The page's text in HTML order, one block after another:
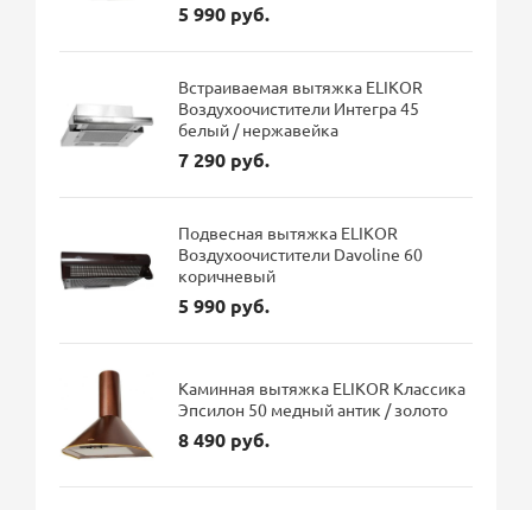
5 990 руб.
Встраиваемая вытяжка ELIKOR
Воздухоочистители Интегра 45
белый / нержавейка
7 290 руб.
Подвесная вытяжка ELIKOR
Воздухоочистители Davoline 60
коричневый
5 990 руб.
Каминная вытяжка ELIKOR Классика
Эпсилон 50 медный антик / золото
8 490 руб.